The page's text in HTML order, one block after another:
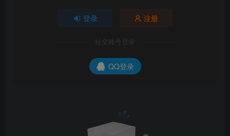
登录 注册
社交账号登录
QQ登录